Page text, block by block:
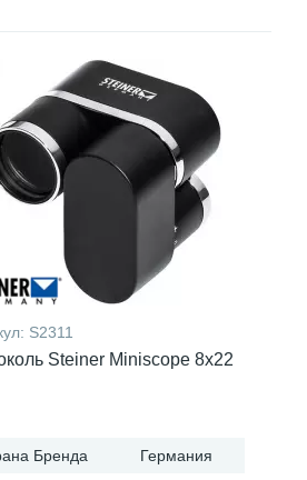
S2311
Steiner Miniscope 8x22
Бренда
Германия